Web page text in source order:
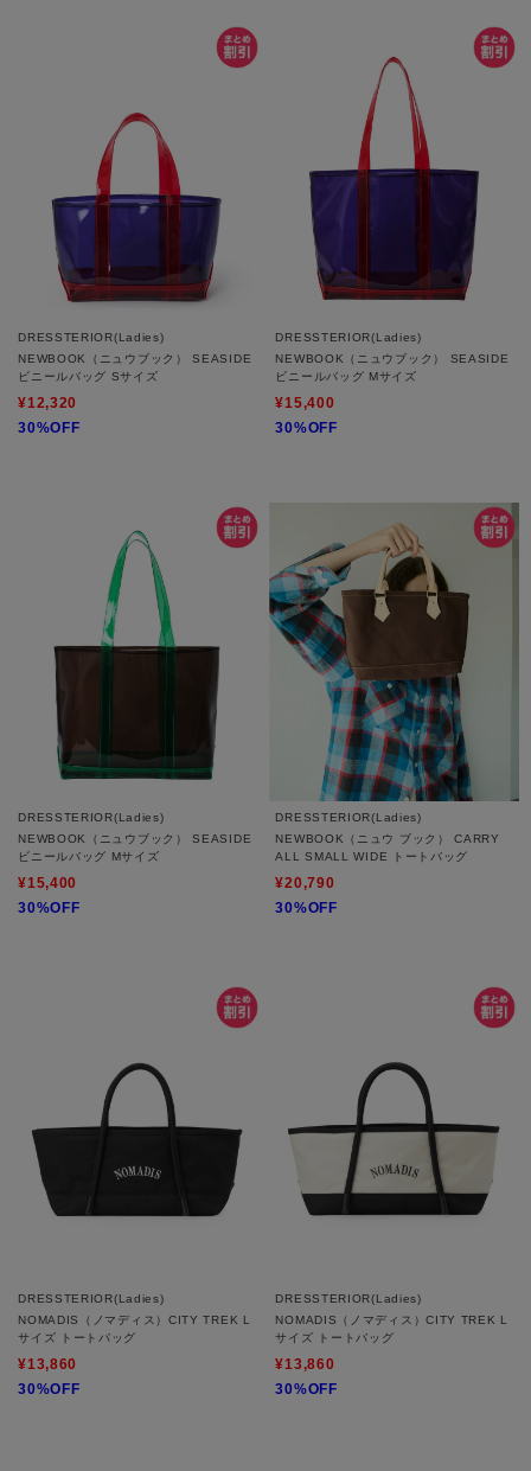
DRESSTERIOR(Ladies)
NEWBOOK（ニュウブック） SEASIDE
ビニールバッグ Sサイズ
¥12,320
30%OFF
DRESSTERIOR(Ladies)
NEWBOOK（ニュウブック） SEASIDE
ビニールバッグ Mサイズ
¥15,400
30%OFF
DRESSTERIOR(Ladies)
NEWBOOK（ニュウブック） SEASIDE
ビニールバッグ Mサイズ
¥15,400
30%OFF
DRESSTERIOR(Ladies)
NEWBOOK（ニュウ ブック） CARRY
ALL SMALL WIDE トートバッグ
¥20,790
30%OFF
DRESSTERIOR(Ladies)
NOMADIS（ノマディス）CITY TREK L
サイズ トートバッグ
¥13,860
30%OFF
DRESSTERIOR(Ladies)
NOMADIS（ノマディス）CITY TREK L
サイズ トートバッグ
¥13,860
30%OFF